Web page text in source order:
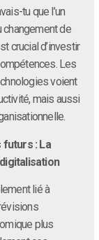
tu que l’un
de
crucial d’investir
Les
voient
mais aussi
: La
lié à
plus